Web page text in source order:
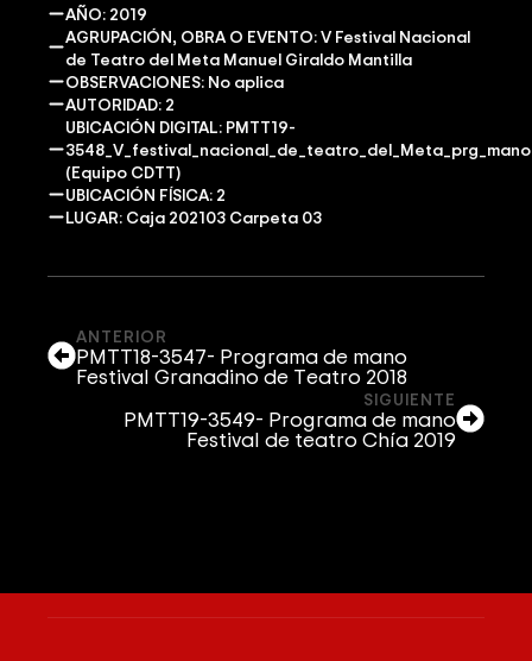
AÑO: 2019
AGRUPACIÓN, OBRA O EVENTO: V Festival Nacional
de Teatro del Meta Manuel Giraldo Mantilla
OBSERVACIONES: No aplica
AUTORIDAD: 2
UBICACIÓN DIGITAL: PMTT19-
(Equipo CDTT)
UBICACIÓN FÍSICA: 2
LUGAR: Caja 202103 Carpeta 03
ANTERIOR
PMTT18-3547- Programa de mano
Festival Granadino de Teatro 2018
SIGUIENTE
PMTT19-3549- Programa de mano
Festival de teatro Chía 2019